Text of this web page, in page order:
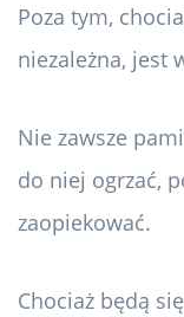
Poza tym,
niezależna, jest
Nie zawsze
do niej ogrzać,
zaopiekować.
Chociaż będą